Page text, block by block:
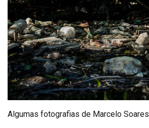
Algumas fotografias de Marcelo Soares